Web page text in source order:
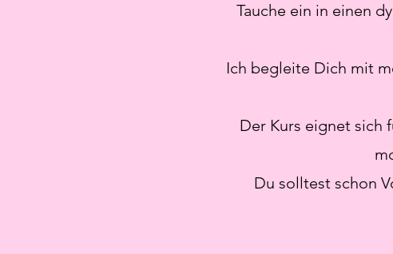
Tauche ein in einen
Ich begleite Dich mit
Der Kurs eignet sich
Du solltest schon